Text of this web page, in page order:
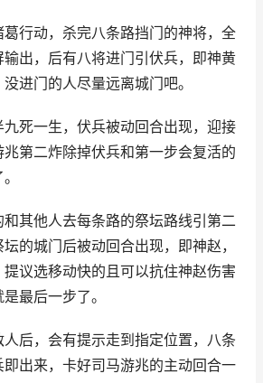
行动，杀完八条路挡门的神将，全
出，后有八将进门引伏兵，即神黄
进门的人尽量远离城门吧。
死一生，伏兵被动回合出现，迎接
第二炸除掉伏兵和第一步会复活的
其他人去每条路的祭坛路线引第二
的城门后被动回合出现，即神赵，
议选移动快的且可以抗住神赵伤害
最后一步了。
后，会有提示走到指定位置，八条
出来，卡好司马游兆的主动回合一